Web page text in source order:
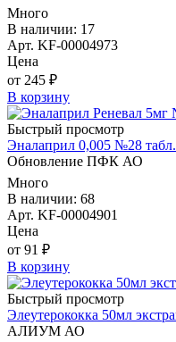
Много
В наличии: 17
Арт. KF-00004973
Цена
от 245 ₽
В корзину
Быстрый просмотр
Эналаприл 0,005 №28
Обновление ПФК АО
Много
В наличии: 68
Арт. KF-00004901
Цена
от 91 ₽
В корзину
Быстрый просмотр
Элеутерококка 50мл
АЛИУМ АО